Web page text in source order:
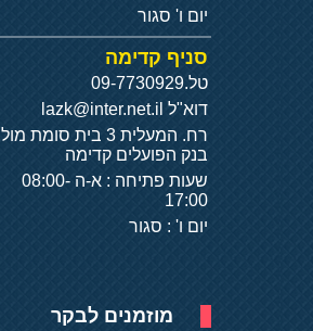
יום ו' סגור
סניף קדימה
טל.09-7730929
דוא"ל
רח. המעלית 3 בית סומת מול
בנק הפועלים קדימה
שעות פתיחה : א-ה 08:00-
17:00
יום ו' : סגור
מוזמנים לבקר